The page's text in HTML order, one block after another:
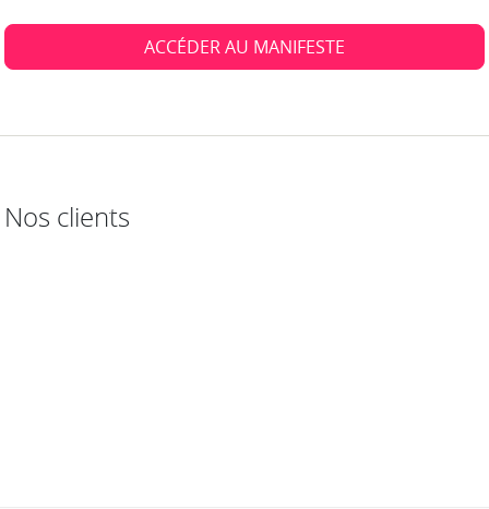
ACCÉDER AU MANIFESTE
Nos clients